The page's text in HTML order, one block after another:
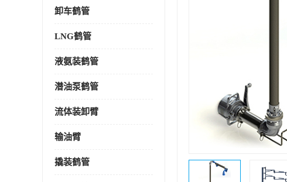
卸车鹤管
LNG鹤管
液氨装鹤管
潜油泵鹤管
流体装卸臂
输油臂
撬装鹤管